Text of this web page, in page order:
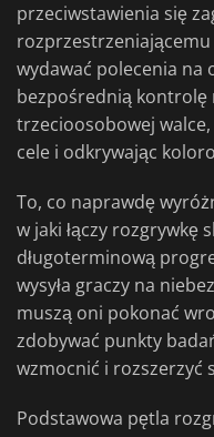
przeciwstawienia się
rozprzestrzeniającemu
wydawać polecenia na
bezpośrednią kontrolę
trzecioosobowej walce,
cele i odkrywając
To, co naprawdę
w jaki łączy rozgrywkę
długoterminową
wysyła graczy na
muszą oni pokonać
zdobywać punkty
wzmocnić i rozszerzyć
Podstawowa pętla